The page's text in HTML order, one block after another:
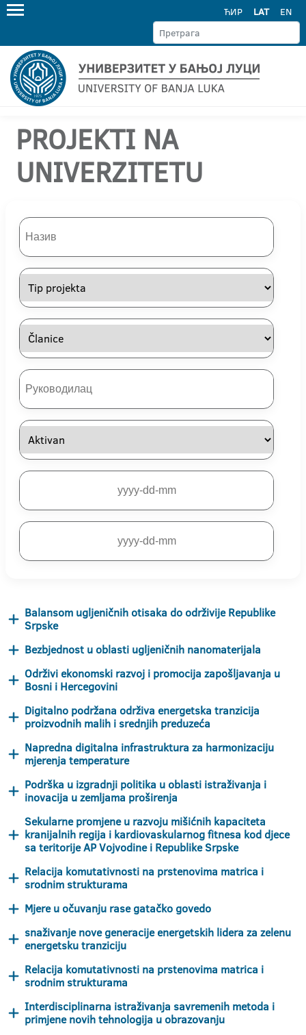
ЋИР LAT EN
PROJEKTI NA
UNIVERZITETU
Balansom ugljeničnih otisaka do održivije Republike
Srpske
Bezbjednost u oblasti ugljeničnih nanomaterijala
Održivi ekonomski razvoj i promocija zapošljavanja u
Bosni i Hercegovini
Digitalno podržana održiva energetska tranzicija
proizvodnih malih i srednjih preduzeća
Napredna digitalna infrastruktura za harmonizaciju
mjerenja temperature
Podrška u izgradnji politika u oblasti istraživanja i
inovacija u zemljama proširenja
Sekularne promjene u razvoju mišićnih kapaciteta
kranijalnih regija i kardiovaskularnog fitnesa kod djece
sa teritorije AP Vojvodine i Republike Srpske
Relacija komutativnosti na prstenovima matrica i
srodnim strukturama
Mjere u očuvanju rase gatačko govedo
snaživanje nove generacije energetskih lidera za zelenu
energetsku tranziciju
Relacija komutativnosti na prstenovima matrica i
srodnim strukturama
Interdisciplinarna istraživanja savremenih metoda i
primjene novih tehnologija u obrazovanju